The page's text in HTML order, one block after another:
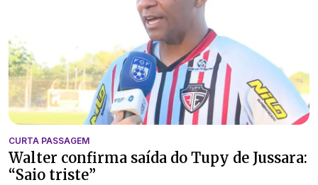
CURTA PASSAGEM
Walter confirma saída do Tupy de Jussara:
“Saio triste”